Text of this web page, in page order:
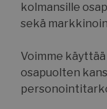
kolmansille
sekä
Voimme
osapuolten